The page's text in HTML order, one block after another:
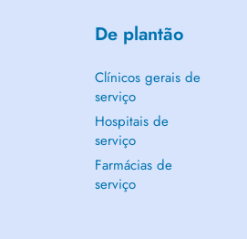
De plantão
Clínicos gerais de
serviço
Hospitais de
serviço
Farmácias de
serviço